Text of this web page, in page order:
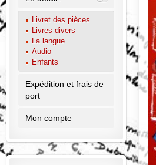
Livret des pièces
Livres divers
La langue
Audio
Enfants
Expédition et frais de
port
Mon compte